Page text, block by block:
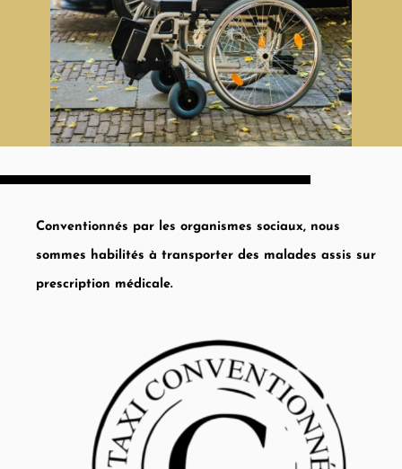
Conventionnés par les organismes sociaux, nous
sommes habilités à transporter des malades assis sur
prescription médicale.